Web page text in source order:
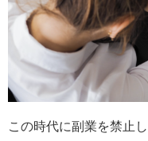
この時代に副業を禁止